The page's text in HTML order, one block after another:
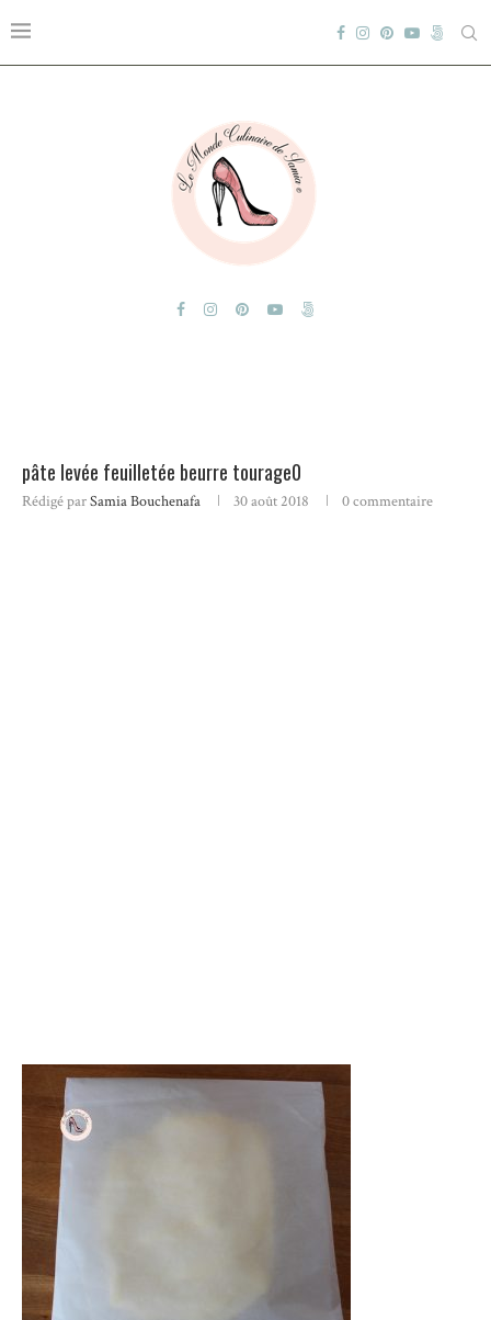
pâte levée feuilletée beurre tourage0
Rédigé parSamia Bouchenafa 30 août 2018 0 commentaire